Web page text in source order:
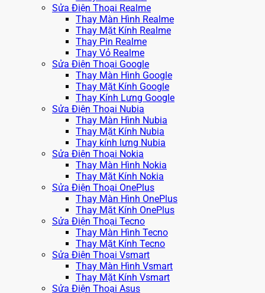
Sửa Điện Thoại Realme
Thay Màn Hình Realme
Thay Mặt Kính Realme
Thay Pin Realme
Thay Vỏ Realme
Sửa Điện Thoại Google
Thay Màn Hình Google
Thay Mặt Kính Google
Thay Kính Lưng Google
Sửa Điện Thoại Nubia
Thay Màn Hình Nubia
Thay Mặt Kính Nubia
Thay kính lưng Nubia
Sửa Điện Thoại Nokia
Thay Màn Hình Nokia
Thay Mặt Kính Nokia
Sửa Điện Thoại OnePlus
Thay Màn Hình OnePlus
Thay Mặt Kính OnePlus
Sửa Điện Thoại Tecno
Thay Màn Hình Tecno
Thay Mặt Kính Tecno
Sửa Điện Thoại Vsmart
Thay Màn Hình Vsmart
Thay Mặt Kính Vsmart
Sửa Điện Thoại Asus